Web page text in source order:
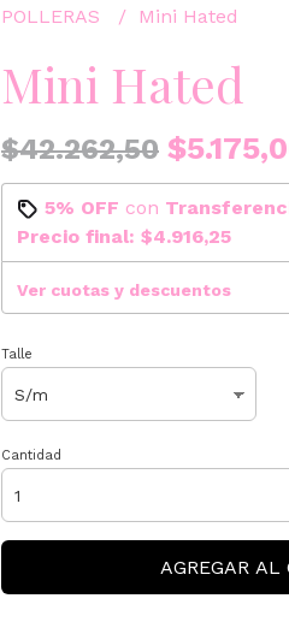
POLLERAS
Mini Hated
Mini Hated
$42.262,50
5% OFF con
Precio final: $4.916,25
Ver cuotas y descuentos
Talle
Cantidad
AGREGAR AL